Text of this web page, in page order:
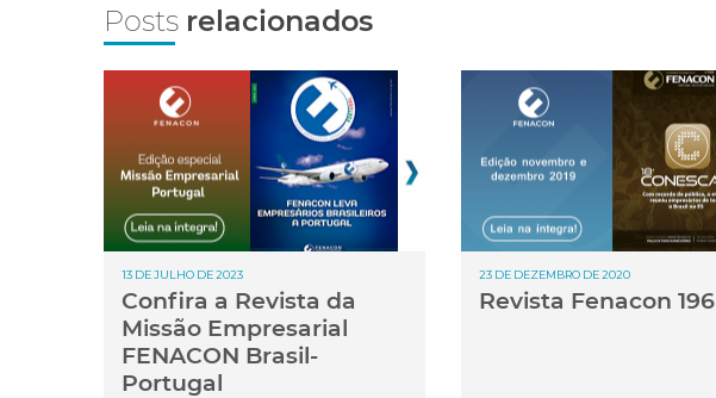
Posts relacionados
13 DE JULHO DE 2023
Confira a Revista da
Missão Empresarial
FENACON Brasil-
Portugal
23 DE DEZEMBRO DE 2020
Revista Fenacon 196